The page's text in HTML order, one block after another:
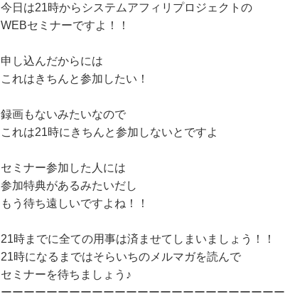
今日は21時からシステムアフィリプロジェクトの
WEBセミナーですよ！！
申し込んだからには
これはきちんと参加したい！
録画もないみたいなので
これは21時にきちんと参加しないとですよ
セミナー参加した人には
参加特典があるみたいだし
もう待ち遠しいですよね！！
21時までに全ての用事は済ませてしまいましょう！！
21時になるまではそらいちのメルマガを読んで
セミナーを待ちましょう♪
ーーーーーーーーーーーーーーーーーーーーーーーーー